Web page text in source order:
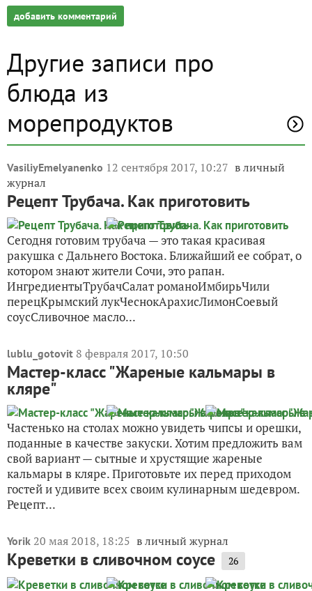
добавить комментарий
Другие записи про
блюда из
морепродуктов
VasiliyEmelyanenko 12 сентября 2017, 10:27 в личный
журнал
Рецепт Трубача. Как приготовить
Сегодня готовим трубача — это такая красивая
ракушка с Дальнего Востока. Ближайший ее собрат, о
котором знают жители Сочи, это рапан.
ИнгредиентыТрубачСалат романоИмбирьЧили
перецКрымский лукЧеснокАрахисЛимонСоевый
соусСливочное масло...
lublu_gotovit 8 февраля 2017, 10:50
Мастер-класс "Жареные кальмары в
кляре"
Частенько на столах можно увидеть чипсы и орешки,
поданные в качестве закуски. Хотим предложить вам
свой вариант — сытные и хрустящие жареные
кальмары в кляре. Приготовьте их перед приходом
гостей и удивите всех своим кулинарным шедевром.
Рецепт...
Yorik 20 мая 2018, 18:25 в личный журнал
Креветки в сливочном соусе 26